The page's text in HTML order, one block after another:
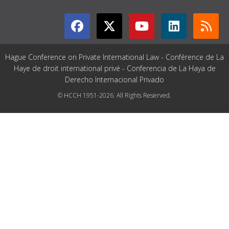
Hague Conference on Private International Law - Conférence de La
Haye de droit international privé - Conferencia de La Haya de
Derecho Internacional Privado
© HCCH 1951-2026. All Rights Reserved.